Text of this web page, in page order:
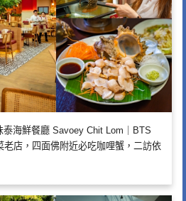
泰海鮮餐廳 Savoey Chit Lom｜BTS
老店，四面佛附近必吃咖哩蟹，二訪依